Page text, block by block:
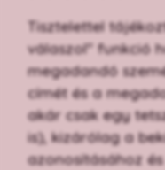
Tisztelettel
válaszol" funkció
megadandó
címét és a
akár csak egy
is), kizárólag a
azonosításához